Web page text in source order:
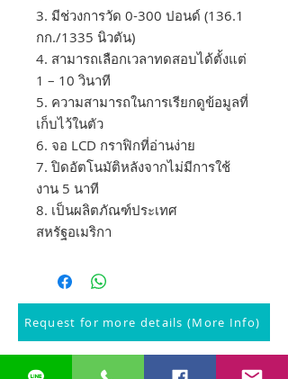
3. มีช่วงการวัด 0-300 ปอนด์ (136.1
กก./1335 นิวตัน)
4. สามารถเลือกเวลาทดสอบได้ตั้งแต่
1 – 10 วินาที
5. ความสามารถในการเรียกดูข้อมูลที่
เก็บไว้ในตัว
6. จอ LCD กราฟิกที่อ่านง่าย
7. ปิดอัตโนมัติหลังจากไม่มีการใช้
งาน 5 นาที
8. เป็นผลิตภัณฑ์ประเทศ
สหรัฐอเมริกา
Request for more details (More Info)